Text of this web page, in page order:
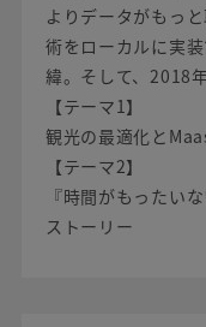
よりデータがもっ
術をローカルに実
緯。そして、2018
【テーマ1】
観光の最適化と
【テーマ2】
『時間がもったい
ストーリー